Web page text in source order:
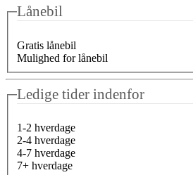
Lånebil
Gratis lånebil
Mulighed for lånebil
Ledige tider indenfor
1-2 hverdage
2-4 hverdage
4-7 hverdage
7+ hverdage